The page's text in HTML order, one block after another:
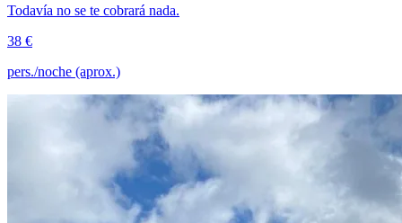
Todavía no se te cobrará nada.
38 €
pers./noche (aprox.)